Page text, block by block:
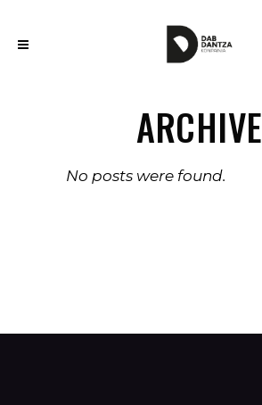
ARCHIVE
No posts were found.